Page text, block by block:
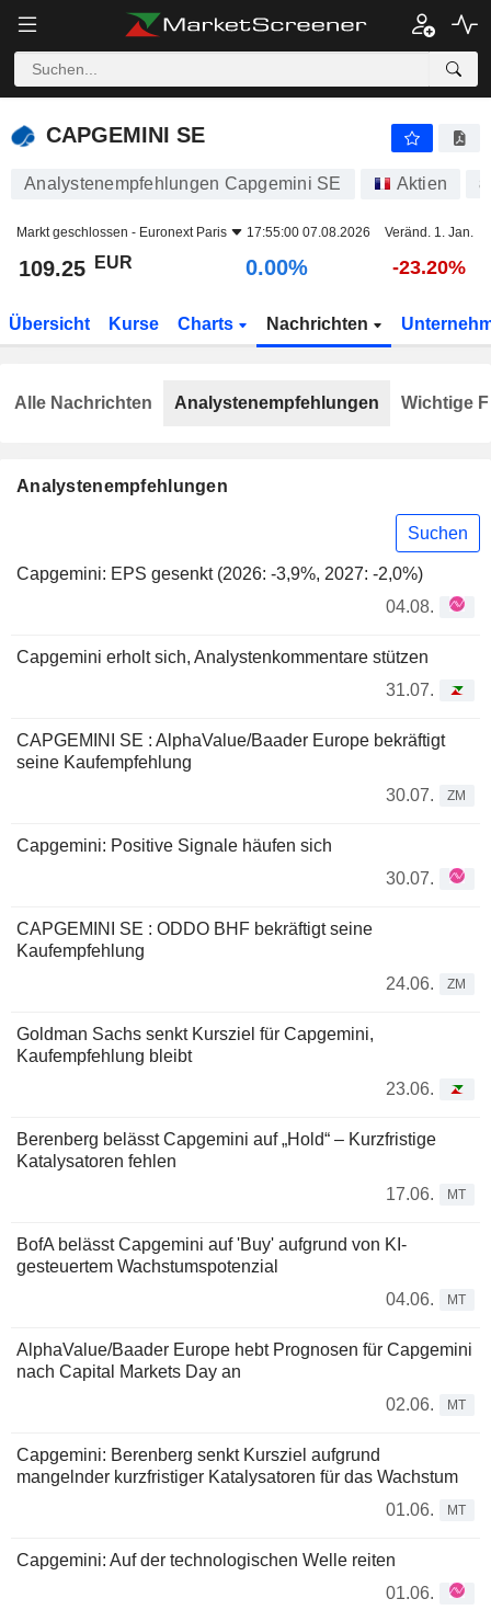
CAPGEMINI SE
CAPGEMINI SE
Analystenempfehlungen Capgemini SE Aktien
Markt geschlossen - Euronext Paris 17:55:00 07.08.2026 Veränd. 1. Jan.
109.25 EUR 0.00% -23.20%
Übersicht Kurse Charts Nachrichten
Analystenempfehlungen
Suchen
Capgemini: EPS gesenkt (2026: -3,9%, 2027: -2,0%)
04.08.
Capgemini erholt sich, Analystenkommentare stützen
31.07.
CAPGEMINI SE : AlphaValue/Baader Europe bekräftigt
seine Kaufempfehlung
30.07.
ZM
Capgemini: Positive Signale häufen sich
30.07.
CAPGEMINI SE : ODDO BHF bekräftigt seine
Kaufempfehlung
24.06.
ZM
Goldman Sachs senkt Kursziel für Capgemini,
Kaufempfehlung bleibt
23.06.
Berenberg belässt Capgemini auf „Hold“ – Kurzfristige
Katalysatoren fehlen
17.06.
MT
BofA belässt Capgemini auf 'Buy' aufgrund von KI-
gesteuertem Wachstumspotenzial
04.06.
MT
AlphaValue/Baader Europe hebt Prognosen für Capgemini
nach Capital Markets Day an
02.06.
MT
Capgemini: Berenberg senkt Kursziel aufgrund
mangelnder kurzfristiger Katalysatoren für das Wachstum
01.06.
MT
Capgemini: Auf der technologischen Welle reiten
01.06.
Alle Nachrichten Analystenempfehlungen Wichtige